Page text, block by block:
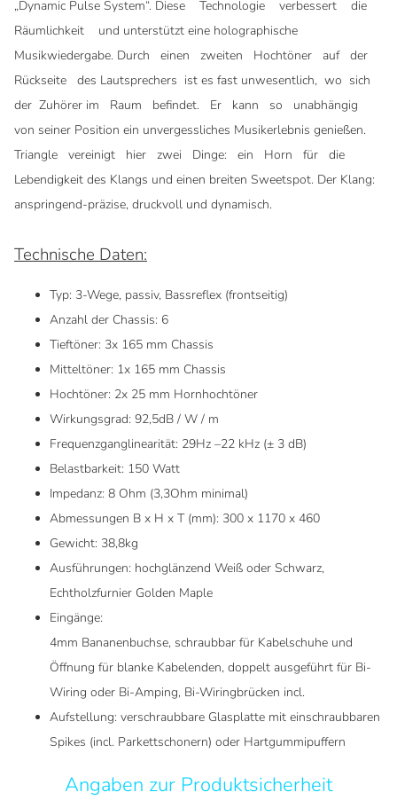
„Dynamic Pulse System“. Diese Technologie verbessert die
Räumlichkeit und unterstützt eine holographische
Musikwiedergabe. Durch einen zweiten Hochtöner auf der
Rückseite des Lautsprechers ist es fast unwesentlich, wo sich
der Zuhörer im Raum befindet. Er kann so unabhängig
von seiner Position ein unvergessliches Musikerlebnis genießen.
Triangle vereinigt hier zwei Dinge: ein Horn für die
Lebendigkeit des Klangs und einen breiten Sweetspot. Der Klang:
anspringend-präzise, druckvoll und dynamisch.
Technische Daten:
Typ: 3-Wege, passiv, Bassreflex (frontseitig)
Anzahl der Chassis: 6
Tieftöner: 3x 165 mm Chassis
Mitteltöner: 1x 165 mm Chassis
Hochtöner: 2x 25 mm Hornhochtöner
Wirkungsgrad: 92,5dB / W / m
Frequenzganglinearität: 29Hz –22 kHz (± 3 dB)
Belastbarkeit: 150 Watt
Impedanz: 8 Ohm (3,3Ohm minimal)
Abmessungen B x H x T (mm): 300 x 1170 x 460
Gewicht: 38,8kg
Ausführungen: hochglänzend Weiß oder Schwarz,
Echtholzfurnier Golden Maple
Eingänge:
4mm Bananenbuchse, schraubbar für Kabelschuhe und
Öffnung für blanke Kabelenden, doppelt ausgeführt für Bi-
Wiring oder Bi-Amping, Bi-Wiringbrücken incl.
Aufstellung: verschraubbare Glasplatte mit einschraubbaren
Spikes (incl. Parkettschonern) oder Hartgummipuffern
Angaben zur Produktsicherheit